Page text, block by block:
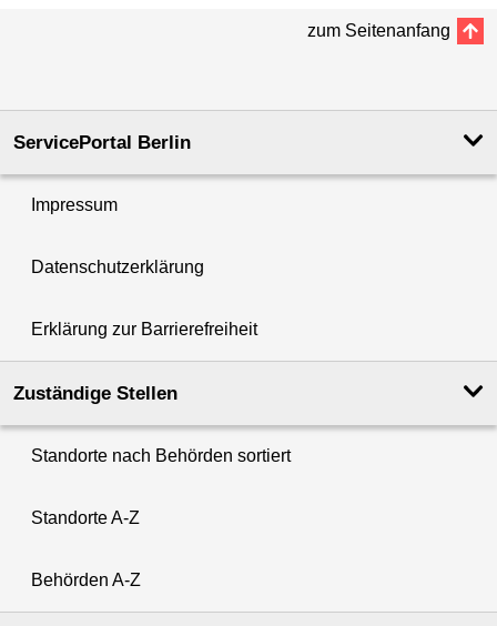
zum Seitenanfang
ServicePortal Berlin
Impressum
Datenschutzerklärung
Erklärung zur Barrierefreiheit
Zuständige Stellen
Standorte nach Behörden sortiert
Standorte A-Z
Behörden A-Z